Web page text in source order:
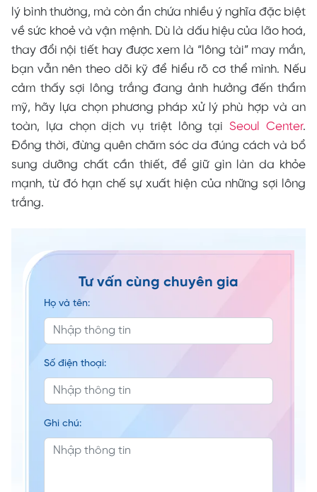
lý bình thường, mà còn ẩn chứa nhiều ý nghĩa đặc biệt
về sức khoẻ và vận mệnh. Dù là dấu hiệu của lão hoá,
thay đổi nội tiết hay được xem là “lông tài” may mắn,
bạn vẫn nên theo dõi kỹ để hiểu rõ cơ thể mình. Nếu
cảm thấy sợi lông trắng đang ảnh hưởng đến thẩm
mỹ, hãy lựa chọn phương pháp xử lý phù hợp và an
toàn, lựa chọn dịch vụ triệt lông tạiSeoul Center.
Đồng thời, đừng quên chăm sóc da đúng cách và bổ
sung dưỡng chất cần thiết, để giữ gìn làn da khỏe
mạnh, từ đó hạn chế sự xuất hiện của những sợi lông
trắng.
Tư vấn cùng chuyên gia
Họ và tên:
Số điện thoại:
Ghi chú: